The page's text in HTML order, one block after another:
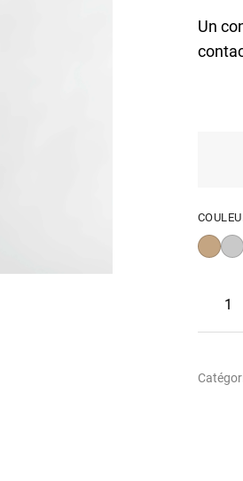
Un